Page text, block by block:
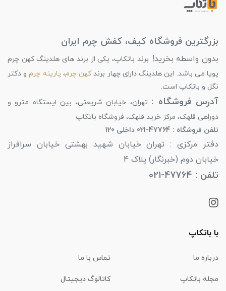
بزرگترین فروشگاه کیف، کفش چرم ایران
بدون واسطه بخرید! برند باتکاپ، یکی از برند های هلدینگ کهن چرم
پویا می باشد. این هلدینگ دارای چهار برندکهن چرم، پارینه چرمو دکتر
نگل و باتکاپ است.
آدرس فروشگاه : تهران، خیابان شریعتی، بین ایستگاه مترو و
دوراهی قلهک، مرکز خرید قلهک، فروشگاه باتکاپ
تلفن فروشگاه : 47764-021 داخلی 120
دفتر مرکزی : تهران خیابان شهید بهشتی خیابان سرافراز
خیابان دوم (خبرنگار) پلاک 4
تلفن : 47764-021
با باتکاپ
درباره ما تماس با ما
مجله باتکاپ کاتالوگ دیجیتال